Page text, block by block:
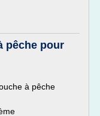
pêche pour
à pêche